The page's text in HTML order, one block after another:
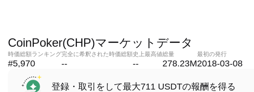
CoinPoker(CHP)マーケットデータ
時価総額ランキング
#5,970
完全に希釈された時価総額
--
史上最高値
--
総量
278.23M
最初の発行
2018-03-08
登録・取引をして最大711 USDTの報酬を得る